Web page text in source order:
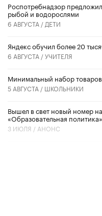
Роспотребнадзор
рыбой и водорослями
6 АВГУСТА / ДЕТИ
​Яндекс обучил более 20
6 АВГУСТА /УЧИТЕЛЯ
Минимальный набор
5 АВГУСТА / ШКОЛЬНИКИ
Вышел в свет новый номер
«Образовательная
3 ИЮЛЯ / АНОНС